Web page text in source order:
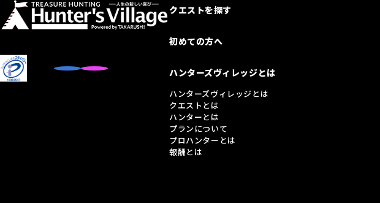
クエストを探す
初めての方へ
ハンターズヴィレッジとは
ハンターズヴィレッジとは
クエストとは
ハンターとは
プランについて
プロハンターとは
報酬とは